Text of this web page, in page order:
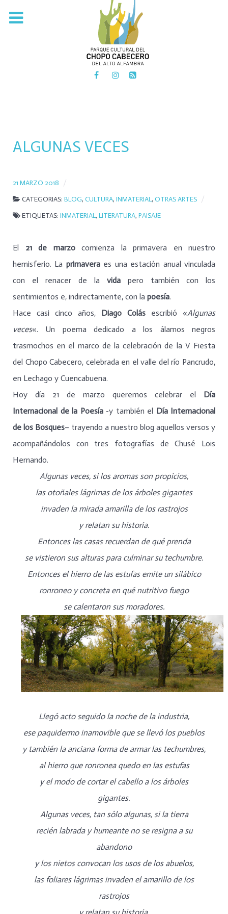
PARQUE CULTURAL DEL
CHOPO CABECERO
DEL ALTO ALFAMBRA
ALGUNAS VECES
21 MARZO 2018
CATEGORIAS: BLOG, CULTURA, INMATERIAL, OTRAS ARTES
ETIQUETAS: INMATERIAL, LITERATURA, PAISAJE
El 21 de marzocomienza la primavera en nuestro
hemisferio. La primaveraes una estación anual vinculada
con el renacer de la vida pero también con los
sentimientos e, indirectamente, con la poesía.
Hace casi cinco años, Diago Colás escribió «Algunas
veces«. Un poema dedicado a los álamos negros
trasmochos en el marco de la celebración de la V Fiesta
del Chopo Cabecero, celebrada en el valle del río Pancrudo,
en Lechago y Cuencabuena.
Hoy día 21 de marzo queremos celebrar el Día
Internacional de la Poesía-y también el Día Internacional
de los Bosques– trayendo a nuestro blog aquellos versos y
acompañándolos con tres fotografías de Chusé Lois
Hernando.
Algunas veces, si los aromas son propicios,
las otoñales lágrimas de los árboles gigantes
invaden la mirada amarilla de los rastrojos
y relatan su historia.
Entonces las casas recuerdan de qué prenda
se vistieron sus alturas para culminar su techumbre.
Entonces el hierro de las estufas emite un silábico
ronroneo y concreta en qué nutritivo fuego
se calentaron sus moradores.
Llegó acto seguido la noche de la industria,
ese paquidermo inamovible que se llevó los pueblos
y también la anciana forma de armar las techumbres,
al hierro que ronronea quedo en las estufas
y el modo de cortar el cabello a los árboles
gigantes.
Algunas veces, tan sólo algunas, si la tierra
recién labrada y humeante no se resigna a su
abandono
y los nietos convocan los usos de los abuelos,
las foliares lágrimas invaden el amarillo de los
rastrojos